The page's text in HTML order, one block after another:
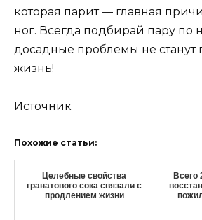
которая парит — главная
ног. Всегда подбирай пару по
досадные проблемы не станут
жизнь!
Источник
Похожие статьи:
Целебные свойства
гранатового сока связали с
продлением жизни
Всего